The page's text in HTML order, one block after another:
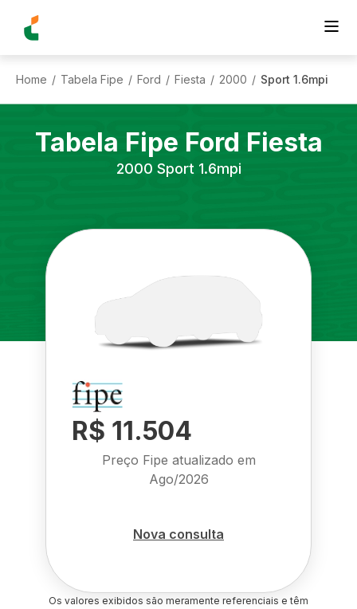
Home / Tabela Fipe / Ford / Fiesta / 2000 / Sport 1.6mpi
Tabela Fipe Ford Fiesta
2000 Sport 1.6mpi
R$ 11.504
Preço Fipe atualizado em
Ago/2026
Nova consulta
Os valores exibidos são meramente referenciais e têm